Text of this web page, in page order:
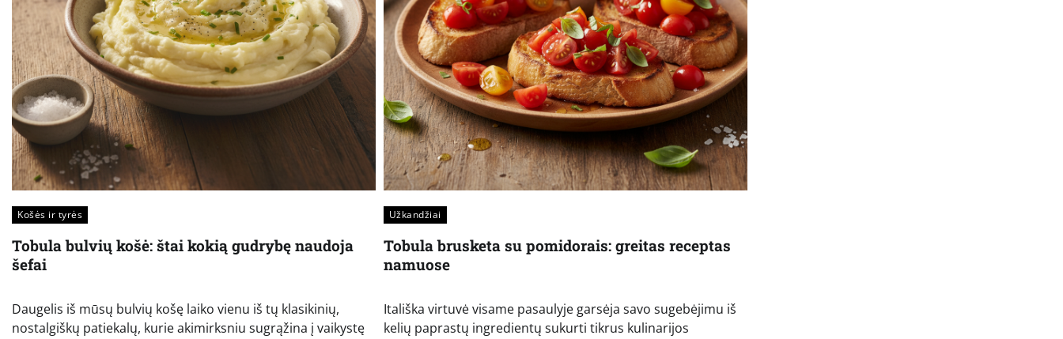
Košės ir tyrės
Tobula bulvių košė: štai kokią gudrybę naudoja
šefai
Daugelis iš mūsų bulvių košę laiko vienu iš tų klasikinių,
nostalgiškų patiekalų, kurie akimirksniu sugrąžina į vaikystę
Užkandžiai
Tobula brusketa su pomidorais: greitas receptas
namuose
Itališka virtuvė visame pasaulyje garsėja savo sugebėjimu iš
kelių paprastų ingredientų sukurti tikrus kulinarijos